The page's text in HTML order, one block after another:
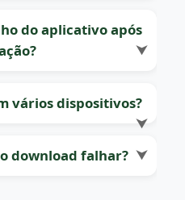
do aplicativo após
⮟
vários dispositivos?
⮟
download falhar? ⮟